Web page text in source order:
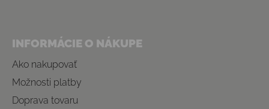
INFORMÁCIE O NÁKUPE
Ako nakupovať
Možnosti platby
Doprava tovaru